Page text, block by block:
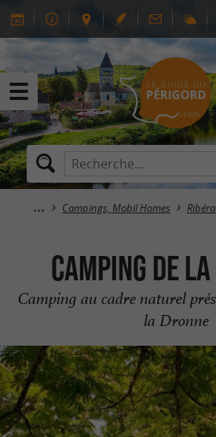
Campings, Mobil Homes
Camping de
Camping au cadre naturel
la Dronne